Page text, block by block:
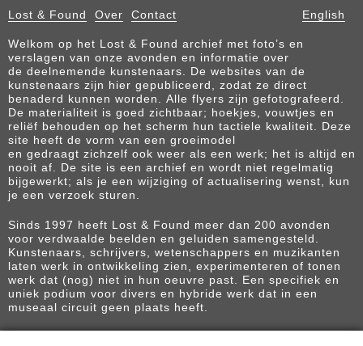
Lost & Found Over Contact English
Welkom op het Lost & Found archief met foto’s en
verslagen van onze avonden en informatie over
de deelnemende kunstenaars. De websites van de
kunstenaars zijn hier gepubliceerd, zodat ze direct
benaderd kunnen worden. Alle flyers zijn gefotografeerd.
De materialiteit is goed zichtbaar; hoekjes, vouwtjes en
reliëf behouden op het scherm hun tactiele kwaliteit. Deze
site heeft de vorm van een groeimodel
en gedraagt zichzelf ook weer als een werk; het is altijd en
nooit af. De site is een archief en wordt niet regelmatig
bijgewerkt; als je een wijziging of actualisering wenst, kun
je een verzoek sturen.
Sinds 1997 heeft Lost & Found meer dan 200 avonden
voor verdwaalde beelden en geluiden samengesteld.
Kunstenaars, schrijvers, wetenschappers en muzikanten
laten werk in ontwikkeling zien, experimenteren of tonen
werk dat (nog) niet in hun oeuvre past. Een specifiek en
uniek podium voor divers en hybride werk dat in een
museaal circuit geen plaats heeft.